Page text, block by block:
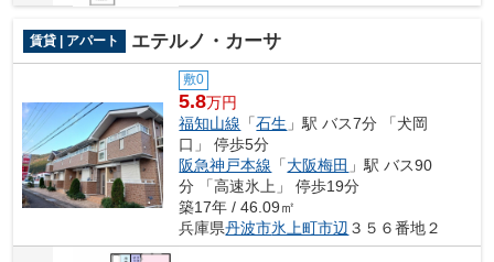
賃貸 | アパート エテルノ・カーサ
敷0
5.8万円
福知山線 「石生 」駅 バス7分 「犬岡
口」 停歩5分
阪急神戸本線 「大阪梅田 」駅 バス90
分 「高速氷上」 停歩19分
築17年 / 46.09㎡
兵庫県丹波市氷上町市辺 ３５６番地２